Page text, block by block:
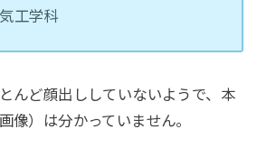
工学科
んど顔出ししていないようで、本
像）は分かっていません。